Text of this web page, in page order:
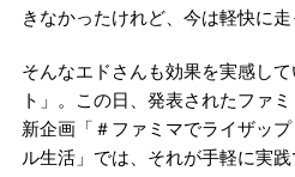
きなかったけれど、今は軽快に走
そんなエドさんも効果を実感し
ト」。この日、発表されたファ
新企画「＃ファミマでライザッ
ル生活」では、それが手軽に実践